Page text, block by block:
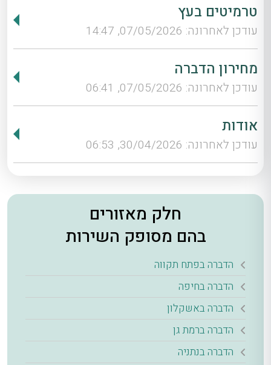
טרמיטים בעץ
עודכן לאחרונה: 07/05/2026, 14:47
מחירון הדברה
עודכן לאחרונה: 07/05/2026, 06:41
אודות
עודכן לאחרונה: 30/04/2026, 06:53
חלק מאזורים
בהם מסופק השירות
הדברה בפתח תקווה
הדברה בחיפה
הדברה באשקלון
הדברה ברמת גן
הדברה בנתניה